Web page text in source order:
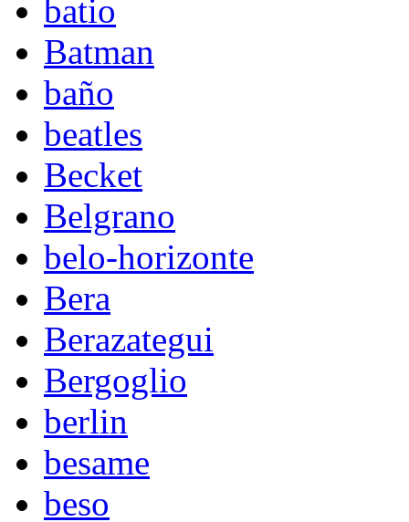
batio
Batman
baño
beatles
Becket
Belgrano
belo-horizonte
Bera
Berazategui
Bergoglio
berlin
besame
beso